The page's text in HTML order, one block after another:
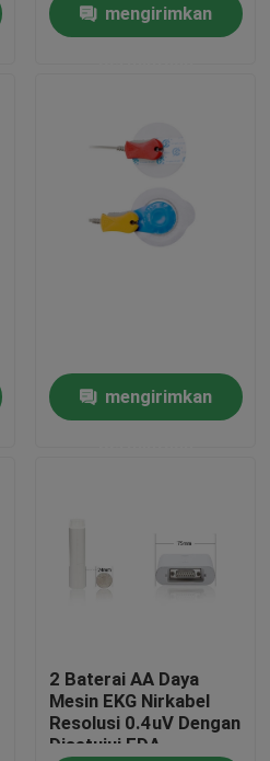
mengirimkan
mengirimkan
2 Baterai AA Daya
Mesin EKG Nirkabel
Resolusi 0.4uV Dengan
Disetujui FDA